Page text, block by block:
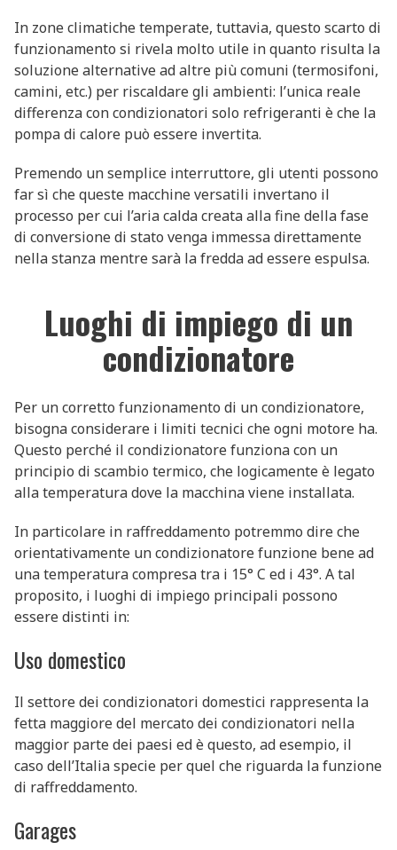
In zone climatiche temperate, tuttavia, questo scarto di
funzionamento si rivela molto utile in quanto risulta la
soluzione alternative ad altre più comuni (termosifoni,
camini, etc.) per riscaldare gli ambienti: l’unica reale
differenza con condizionatori solo refrigeranti è che la
pompa di calore può essere invertita.
Premendo un semplice interruttore, gli utenti possono
far sì che queste macchine versatili invertano il
processo per cui l’aria calda creata alla fine della fase
di conversione di stato venga immessa direttamente
nella stanza mentre sarà la fredda ad essere espulsa.
Luoghi di impiego di un
condizionatore
Per un corretto funzionamento di un condizionatore,
bisogna considerare i limiti tecnici che ogni motore ha.
Questo perché il condizionatore funziona con un
principio di scambio termico, che logicamente è legato
alla temperatura dove la macchina viene installata.
In particolare in raffreddamento potremmo dire che
orientativamente un condizionatore funzione bene ad
una temperatura compresa tra i 15° C ed i 43°. A tal
proposito, i luoghi di impiego principali possono
essere distinti in:
Uso domestico
Il settore dei condizionatori domestici rappresenta la
fetta maggiore del mercato dei condizionatori nella
maggior parte dei paesi ed è questo, ad esempio, il
caso dell’Italia specie per quel che riguarda la funzione
di raffreddamento.
Garages